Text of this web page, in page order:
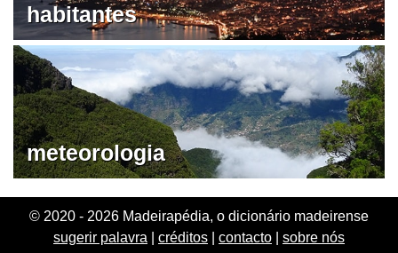
habitantes
meteorologia
© 2020 - 2026 Madeirapédia, o dicionário madeirense
sugerir palavra
créditos contacto sobre nós